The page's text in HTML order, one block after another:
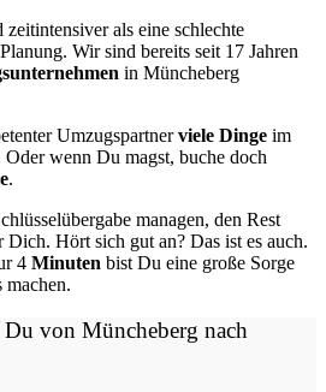
als eine schlechte
Wir sind bereits seit 17 Jahren
in Müncheberg
Umzugspartnerviele Dinge im
wenn Du magst, buche doch
.
managen, den Rest
Hört sich gut an? Das ist es auch.
4 Minuten bist Du eine große Sorge
machen.
von Müncheberg nach